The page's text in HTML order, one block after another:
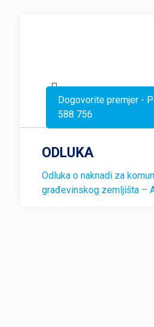
Dogovorite premjer -
588 756
ODLUKA
Odluka o naknadi za
građevinskog zemljišta –